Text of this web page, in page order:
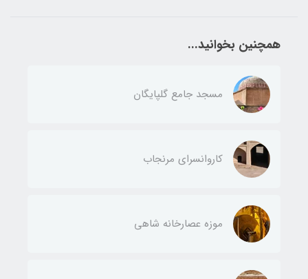
همچنین بخوانید...
مسجد جامع گلپایگان
کاروانسرای مرنجاب
موزه عصارخانه شاهی